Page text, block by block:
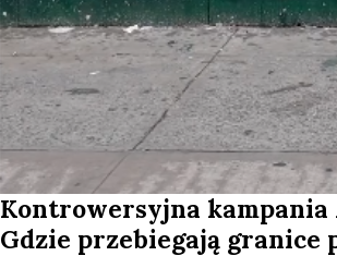
Kontrowersyjna kampania
Gdzie przebiegają granice